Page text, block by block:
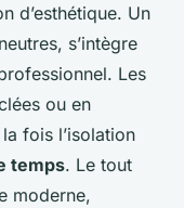
d’esthétique. Un
s’intègre
Les
ou en
fois l’isolation
temps. Le tout
moderne,